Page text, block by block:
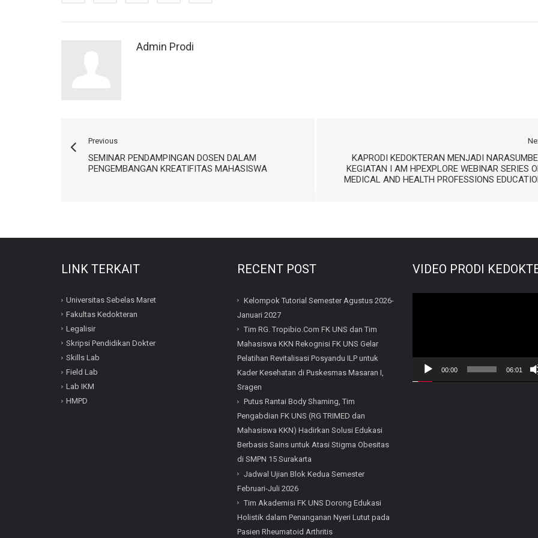
Admin Prodi
Previous
SEMINAR PENDAMPINGAN DOSEN DALAM
PENGEMBANGAN KREATIFITAS MAHASISWA
KAPRODI KEDOKTERAN MENJADI
KEGIATAN I AM HPEXPLORE WEBINAR SERIES
MEDICAL AND HEALTH PROFESSIONS
LINK TERKAIT
Universitas Sebelas Maret
Fakultas Kedokteran
Legalisir
Skripsi Pendidikan Dokter
Skills Lab
Field Lab
Lab IKM
HMPD
RECENT POST
Kelompok Tutorial Semester Agustus 2026-
Januari 2027
Tim RG. Tropibio.Com FK UNS dan Tim
Mahasiswa KKN Rekognisi FK UNS Gelar
Pelatihan Revitalisasi Posyandu ILP untuk
Kader Kesehatan di Puskesmas Masaran I,
Sragen
Putus Rantai Body Shaming, Tim
Pengabdian FK UNS (RG TRIMED dan
Mahasiswa KKN) Hadirkan Solusi Edukasi
Berbasis Sains untuk Atasi Stigma Obesitas
di SMPN 15 Surakarta
Jadwal Ujian Blok Kedua Semester
Februari-Juli 2026
Tim Akademisi FK UNS Dorong Edukasi
Holistik dalam Penanganan Nyeri Lutut pada
Pasien Rheumatoid Arthritis
VIDEO PRODI
00:00 06:01